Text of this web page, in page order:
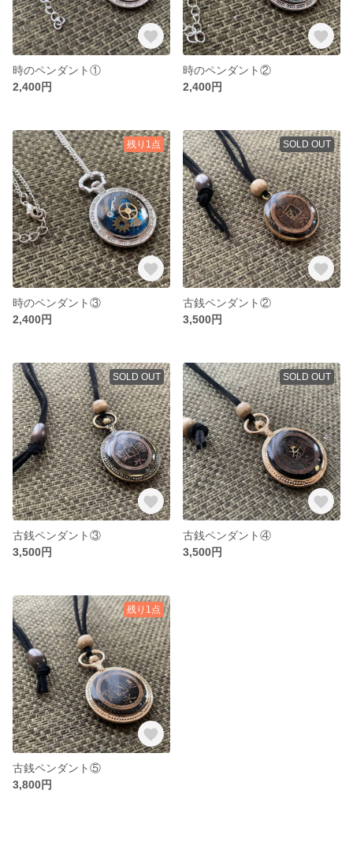
時のペンダント①
2,400円
時のペンダント②
2,400円
残り1点
時のペンダント③
2,400円
SOLD OUT
古銭ペンダント②
3,500円
SOLD OUT
古銭ペンダント③
3,500円
SOLD OUT
古銭ペンダント④
3,500円
残り1点
古銭ペンダント⑤
3,800円